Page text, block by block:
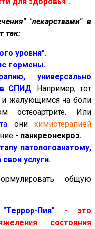
для здоровья".
"лекарствами" в
так:
уровня".
гормоны.
универсально
СПИД. Например, тот
и жалующимся на боли
остеоартрите. Или
они химиотерапией
- панкреонекроз.
патологоанатому,
услуги.
общую
"Террор-Пия" - это
состояния